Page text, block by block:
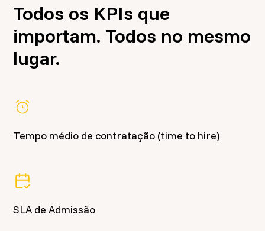
Todos os KPIs que
importam. Todos no mesmo
lugar.
Tempo médio de contratação (time to hire)
SLA de Admissão